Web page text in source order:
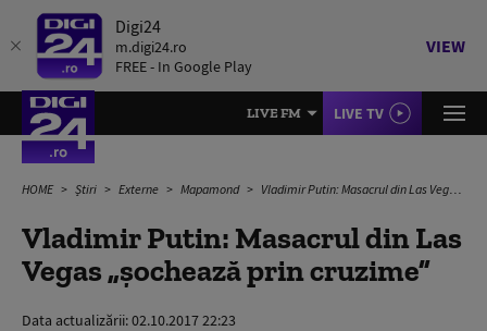
Digi24
m.digi24.ro
FREE - In Google Play
VIEW
LIVE FM LIVE TV
HOME Știri Externe Mapamond Vladimir Putin: Masacrul din Las Vegas „șochează prin cruzime”
Vladimir Putin: Masacrul din Las
Vegas „șochează prin cruzime”
Data actualizării:02.10.2017 22:23